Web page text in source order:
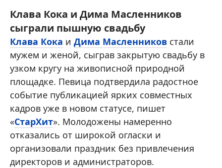
Клава Кока и Дима Масленников
сыграли пышную свадьбу
Клава Кока и Дима Масленников стали
мужем и женой, сыграв закрытую свадьбу в
узком кругу на живописной природной
площадке. Певица подтвердила радостное
событие публикацией ярких совместных
кадров уже в новом статусе, пишет
«СтарХит». Молодожены намеренно
отказались от широкой огласки и
организовали праздник без привлечения
директоров и администраторов.